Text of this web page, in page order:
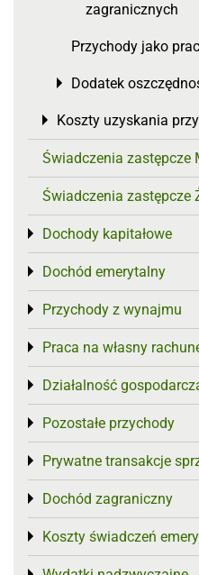
zagranicznych
Przychody jako
Dodatek
Toggle menu
Koszty uzyskania
Toggle menu
Świadczenia zastępcze
Świadczenia zastępcze
Dochody kapitałowe
Toggle menu
Dochód emerytalny
Toggle menu
Przychody z wynajmu
Toggle menu
Praca na własny
Toggle menu
Działalność
Toggle menu
Pozostałe przychody
Toggle menu
Prywatne transakcje
Toggle menu
Dochód zagraniczny
Toggle menu
Koszty świadczeń
Toggle menu